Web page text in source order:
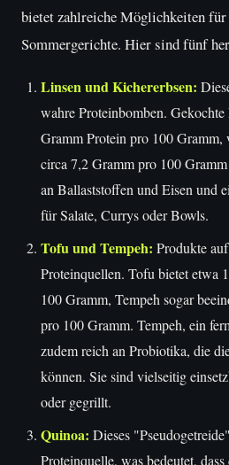
bietet zahlreiche Möglichkeiten
Sommergerichte. Hier sind fünf
Linsen und Kichererbsen:
wahre Proteinbomben.
Gramm Protein pro 100 Gramm,
circa 7,2 Gramm pro 100
an Ballaststoffen und Eisen und
für Salate, Currys oder Bowls.
Tofu und Tempeh: Produkte
Proteinquellen. Tofu bietet etwa
100 Gramm, Tempeh sogar
pro 100 Gramm. Tempeh, ein
zudem reich an Probiotika, die
können. Sie sind vielseitig
oder gegrillt.
Quinoa: Dieses
Proteinquelle, was bedeutet,